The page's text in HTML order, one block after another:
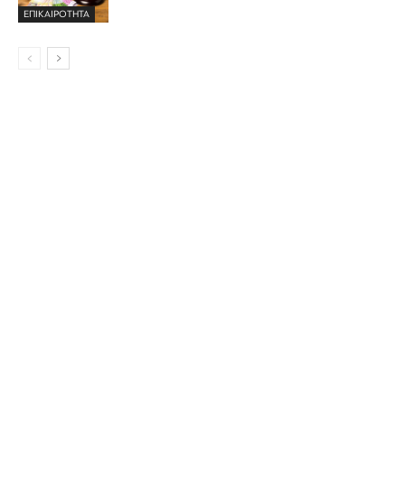
ΕΠΙΚΑΙΡΟΤΗΤΑ